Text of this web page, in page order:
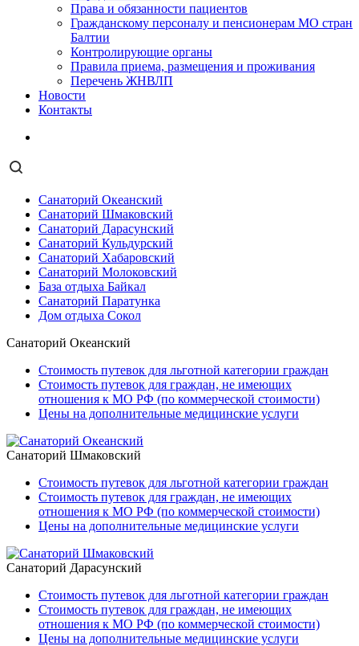
Права и обязанности пациентов
Гражданскому персоналу и пенсионерам МО стран
Балтии
Контролирующие органы
Правила приема, размещения и проживания
Перечень ЖНВЛП
Новости
Контакты
Санаторий Океанский
Санаторий Шмаковский
Санаторий Дарасунский
Санаторий Кульдурский
Санаторий Хабаровский
Санаторий Молоковский
База отдыха Байкал
Санаторий Паратунка
Дом отдыха Сокол
Санаторий Океанский
Стоимость путевок для льготной категории граждан
Стоимость путевок для граждан, не имеющих
отношения к МО РФ (по коммерческой стоимости)
Цены на дополнительные медицинские услуги
Санаторий Шмаковский
Стоимость путевок для льготной категории граждан
Стоимость путевок для граждан, не имеющих
отношения к МО РФ (по коммерческой стоимости)
Цены на дополнительные медицинские услуги
Санаторий Дарасунский
Стоимость путевок для льготной категории граждан
Стоимость путевок для граждан, не имеющих
отношения к МО РФ (по коммерческой стоимости)
Цены на дополнительные медицинские услуги